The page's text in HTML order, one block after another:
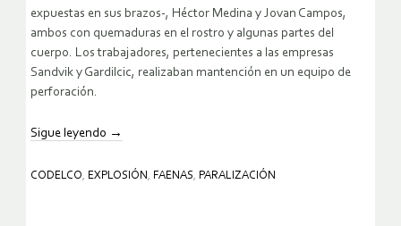
expuestas en sus brazos-, Héctor Medina y Jovan Campos,
ambos con quemaduras en el rostro y algunas partes del
cuerpo. Los trabajadores, pertenecientes a las empresas
Sandvik y Gardilcic, realizaban mantención en un equipo de
perforación.
Sigue leyendo →
CODELCO, EXPLOSIÓN , FAENAS, PARALIZACIÓN